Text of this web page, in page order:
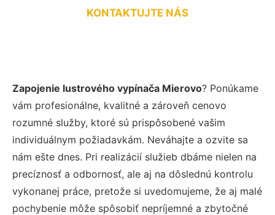
KONTAKTUJTE NÁS
Zapojenie lustrového vypínača Mierovo? Ponúkame
vám profesionálne, kvalitné a zároveň cenovo
rozumné služby, ktoré sú prispôsobené vašim
individuálnym požiadavkám. Neváhajte a ozvite sa
nám ešte dnes. Pri realizácií služieb dbáme nielen na
precíznosť a odbornosť, ale aj na dôslednú kontrolu
vykonanej práce, pretože si uvedomujeme, že aj malé
pochybenie môže spôsobiť nepríjemné a zbytočné